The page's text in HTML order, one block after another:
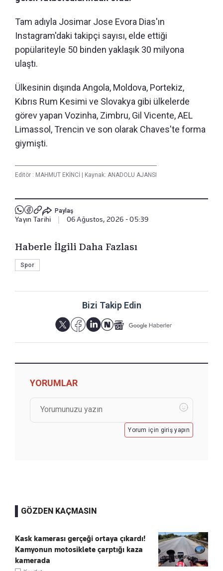
Tam adıyla Josimar Jose Evora Dias'ın
Instagram'daki takipçi sayısı, elde ettiği
popülariteyle 50 binden yaklaşık 30 milyona
ulaştı.
Ülkesinin dışında Angola, Moldova, Portekiz,
Kıbrıs Rum Kesimi ve Slovakya gibi ülkelerde
görev yapan Vozinha, Zimbru, Gil Vicente, AEL
Limassol, Trencin ve son olarak Chaves'te forma
giymişti.
Editör : MAHMUT EKİNCİ Kaynak: ANADOLU AJANSI
Paylaş
Yayın Tarihi 06 Ağustos, 2026 - 05:39
Haberle İlgili Daha Fazlası
Spor
Bizi Takip Edin
YORUMLAR
Yorum için giriş yapın
GÖZDEN KAÇMASIN
Kask kamerası gerçeği ortaya çıkardı!
Kamyonun motosiklete çarptığı kaza
kamerada